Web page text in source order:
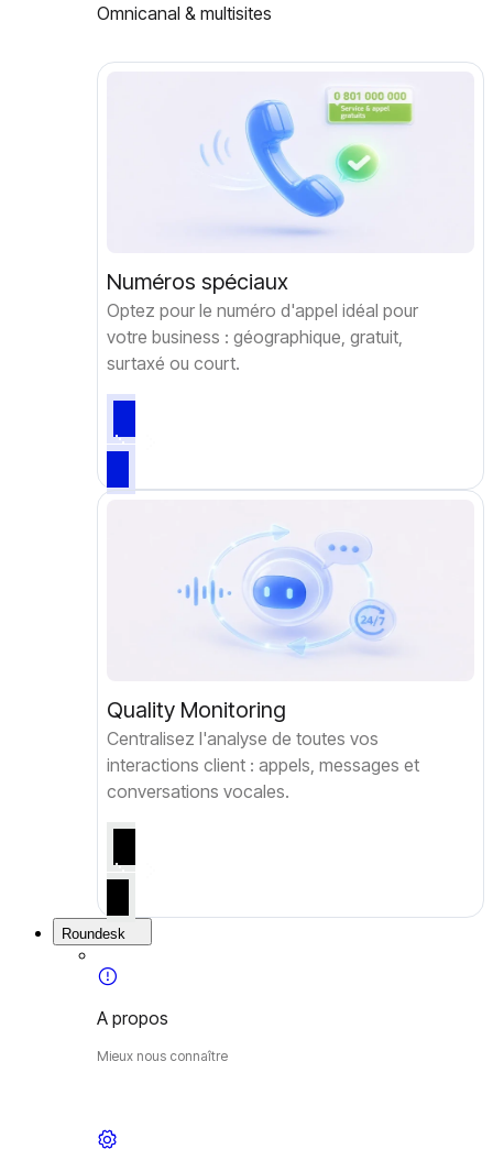
Omnicanal & multisites
Numéros spéciaux
Optez pour le numéro d'appel idéal pour
votre business : géographique, gratuit,
surtaxé ou court.
Quality Monitoring
Centralisez l'analyse de toutes vos
interactions client : appels, messages et
conversations vocales.
Roundesk
A propos
Mieux nous connaître